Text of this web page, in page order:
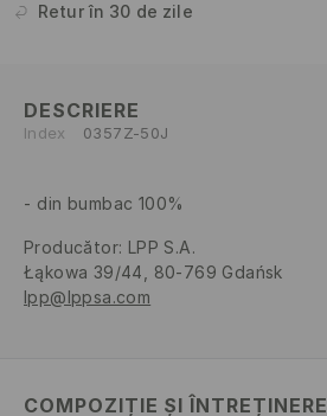
Retur în 30 de zile
DESCRIERE
Index 0357Z-50J
din bumbac 100%
Producător: LPP S.A.
Łąkowa 39/44, 80-769 Gdańsk
lpp@lppsa.com
COMPOZIȚIE ȘI ÎNTREȚINERE